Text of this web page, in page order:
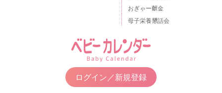
おぎゃー献金
母子栄養懇話会
ログイン／新規登録